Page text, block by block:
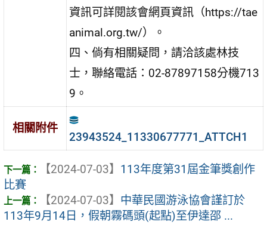
資訊可詳閱該會網頁資訊（https://tae
animal.org.tw/）。
四、倘有相關疑問，請洽該處林技
士，聯絡電話：02-87897158分機713
9。
相關附件
23943524_11330677771_ATTCH1
【2024-07-03】 113年度第31屆金筆獎創作
比賽
【2024-07-03】 中華民國游泳協會謹訂於
113年9月14日，假朝霧碼頭(起點)至伊達邵 ...